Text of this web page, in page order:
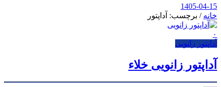
1405-04-15
خانه / برچسب: آداپتور
۰
آداپتور زانویی
آداپتور زانویی خلاء